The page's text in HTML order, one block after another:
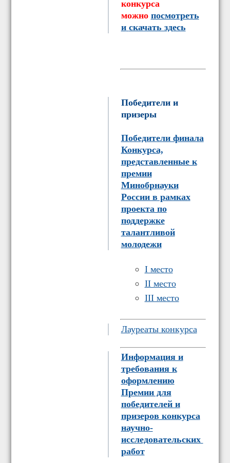
конкурса
можно посмотреть
и скачать здесь
Победители и
призеры
Победители финала
Конкурса,
представленные к
премии
Минобрнауки
России в рамках
проекта по
поддержке
талантливой
молодежи
I место
II место
III место
Лауреатыконкурса
Информация и
требования к
оформлению
Премии для
победителей и
призеров конкурса
научно-
исследовательских
работ